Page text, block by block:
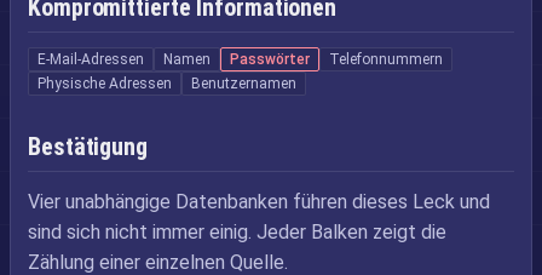
Kompromittierte Informationen
E-Mail-Adressen Namen Passwörter
Telefonnummern
Physische Adressen
Benutzernamen
Bestätigung
Vier unabhängige Datenbanken führen dieses Leck und
sind sich nicht immer einig. Jeder Balken zeigt die
Zählung einer einzelnen Quelle.